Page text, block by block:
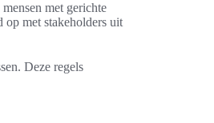
met gerichte
op met stakeholders uit
Deze regels